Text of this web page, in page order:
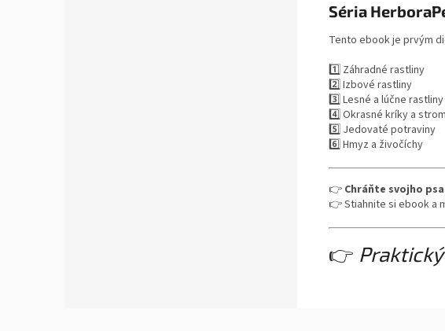
Séria
Tento ebook je prvým
1️⃣ Záhradné rastliny
2️⃣ Izbové rastliny
3️⃣ Lesné a lúčne rastliny
4️⃣ Okrasné kríky a
5️⃣ Jedovaté potraviny
6️⃣ Hmyz a živočíchy
👉 Chráňte svojho
👉 Stiahnite si ebook a
👉